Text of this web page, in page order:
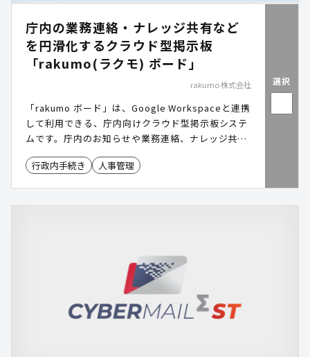
庁内の業務連絡・ナレッジ共有など
を円滑化するクラウド型掲示板
「rakumo(ラクモ) ボード」
rakumo 株式会社
「rakumo ボード」は、Google Workspaceと連携
して利用できる、庁内向けクラウド型掲示板システ
ムです。庁内のお知らせや業務連絡、ナレッジ共有
をスムーズに行い、重要な情報を確実に届けること
ができます。
行政内手続き 人事管理
選択